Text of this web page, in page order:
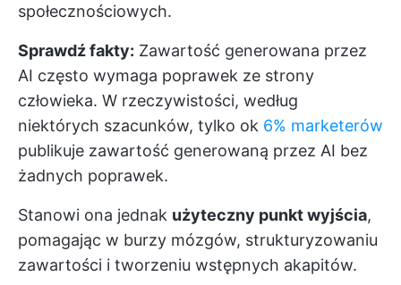
społecznościowych.
Sprawdź fakty: Zawartość generowana przez
AI często wymaga poprawek ze strony
człowieka. W rzeczywistości, według
niektórych szacunków, tylko ok 6% marketerów
publikuje zawartość generowaną przez AI bez
żadnych poprawek.
Stanowi ona jednak użyteczny punkt wyjścia,
pomagając w burzy mózgów, strukturyzowaniu
zawartości i tworzeniu wstępnych akapitów.